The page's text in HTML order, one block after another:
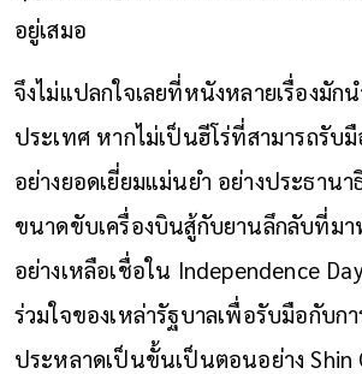
อยู่เสมอ
จึงไม่แปลกใจเลยที่หนังหลายเรื่องมัก
ประเทศ หากไม่เป็นฮีโร่ที่สามารถรับ
อย่างยอดเยี่ยมแม่นยำ อย่างประธาน
ขนาดขับเครื่องบินสู้กับยานลึกลับที่มา
อย่างเหลือเชื่อใน Independence
ร่วมใจของเหล่ารัฐบาลเพื่อรับมือกับก
ประหลาดเป็นขั้นเป็นตอนอย่าง Shin